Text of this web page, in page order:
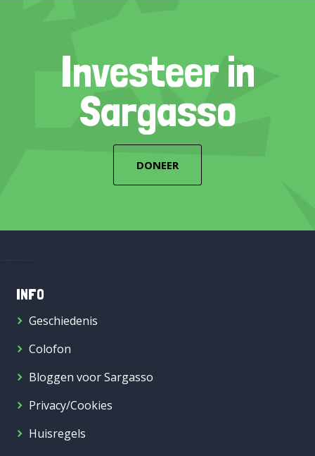
Investeer in
Sargasso
DONEER
INFO
Geschiedenis
Colofon
Bloggen voor Sargasso
Privacy/Cookies
Huisregels